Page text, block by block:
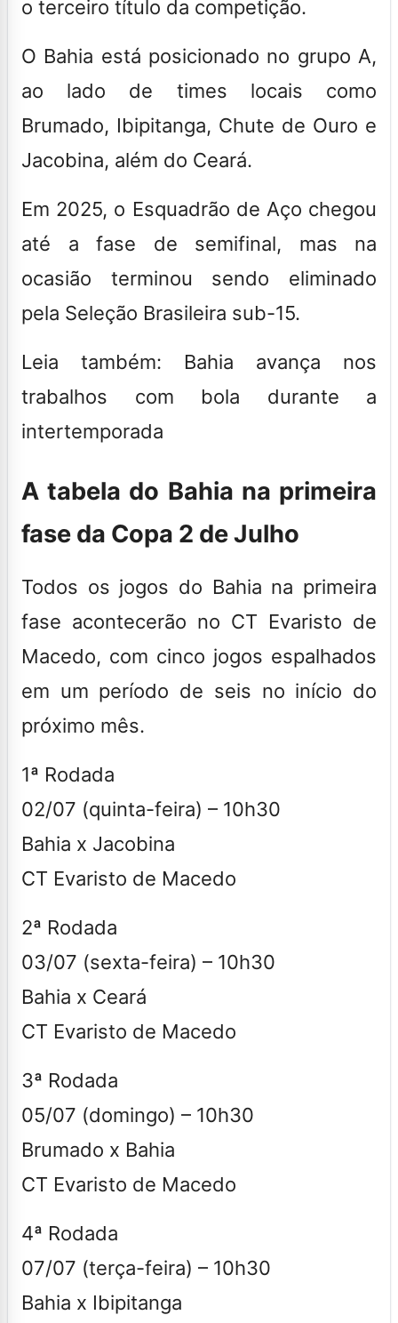
o terceiro título da competição.
O Bahia está posicionado no grupo A,
ao lado de times locais como
Brumado, Ibipitanga, Chute de Ouro e
Jacobina, além do Ceará.
Em 2025, o Esquadrão de Aço chegou
até a fase de semifinal, mas na
ocasião terminou sendo eliminado
pela Seleção Brasileira sub-15.
Leia também: Bahia avança nos
trabalhos com bola durante a
intertemporada
A tabela do Bahia na primeira
fase da Copa 2 de Julho
Todos os jogos do Bahia na primeira
fase acontecerão no CT Evaristo de
Macedo, com cinco jogos espalhados
em um período de seis no início do
próximo mês.
1ª Rodada
02/07 (quinta-feira) – 10h30
Bahia x Jacobina
CT Evaristo de Macedo
2ª Rodada
03/07 (sexta-feira) – 10h30
Bahia x Ceará
CT Evaristo de Macedo
3ª Rodada
05/07 (domingo) – 10h30
Brumado x Bahia
CT Evaristo de Macedo
4ª Rodada
07/07 (terça-feira) – 10h30
Bahia x Ibipitanga